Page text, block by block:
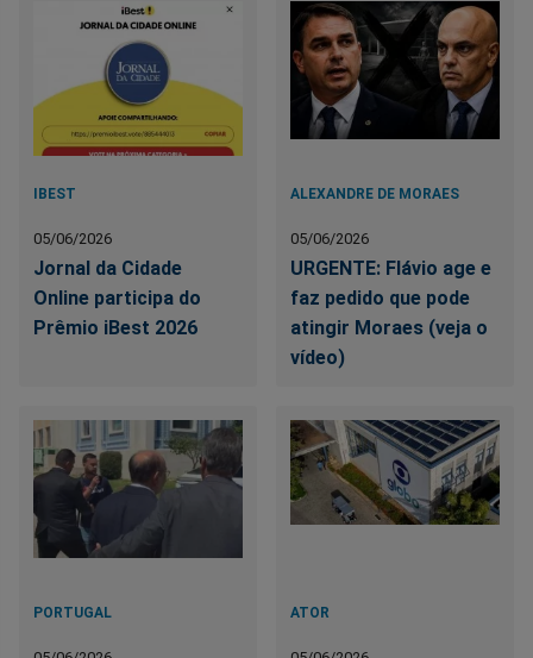
IBEST
05/06/2026
Jornal da Cidade
Online participa do
Prêmio iBest 2026
ALEXANDRE DE MORAES
05/06/2026
URGENTE: Flávio age e
faz pedido que pode
atingir Moraes (veja o
vídeo)
PORTUGAL ATOR